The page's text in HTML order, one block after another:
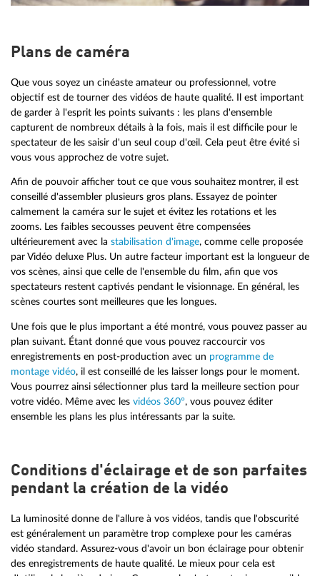
Plans de caméra
Que vous soyez un cinéaste amateur ou professionnel, votre
objectif est de tourner des vidéos de haute qualité. Il est important
de garder à l'esprit les points suivants : les plans d'ensemble
capturent de nombreux détails à la fois, mais il est difficile pour le
spectateur de les saisir d'un seul coup d'œil. Cela peut être évité si
vous vous approchez de votre sujet.
Afin de pouvoir afficher tout ce que vous souhaitez montrer, il est
conseillé d'assembler plusieurs gros plans. Essayez de pointer
calmement la caméra sur le sujet et évitez les rotations et les
zooms. Les faibles secousses peuvent être compensées
ultérieurement avec la stabilisation d'image, comme celle proposée
par Vidéo deluxe Plus. Un autre facteur important est la longueur de
vos scènes, ainsi que celle de l'ensemble du film, afin que vos
spectateurs restent captivés pendant le visionnage. En général, les
scènes courtes sont meilleures que les longues.
Une fois que le plus important a été montré, vous pouvez passer au
plan suivant. Étant donné que vous pouvez raccourcir vos
enregistrements en post-production avec un programme de
montage vidéo, il est conseillé de les laisser longs pour le moment.
Vous pourrez ainsi sélectionner plus tard la meilleure section pour
votre vidéo. Même avec les vidéos 360°, vous pouvez éditer
ensemble les plans les plus intéressants par la suite.
Conditions d'éclairage et de son parfaites
pendant la création de la vidéo
La luminosité donne de l'allure à vos vidéos, tandis que l'obscurité
est généralement un paramètre trop complexe pour les caméras
vidéo standard. Assurez-vous d'avoir un bon éclairage pour obtenir
des enregistrements de haute qualité. Le mieux pour cela est